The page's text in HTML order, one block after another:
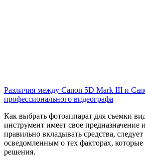
Различия между Canon 5D Mark III и
профессионального видеографа
Как выбрать фотоаппарат для съемки
инструмент имеет свое предназначение
правильно вкладывать средства,
осведомленным о тех факторах,
решения.